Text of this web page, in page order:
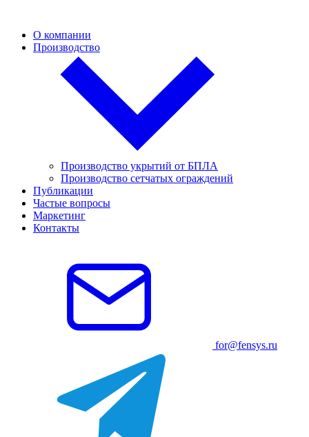
О компании
Производство
Производство укрытий от БПЛА
Производство сетчатых ограждений
Публикации
Частые вопросы
Маркетинг
Контакты
for@fensys.ru